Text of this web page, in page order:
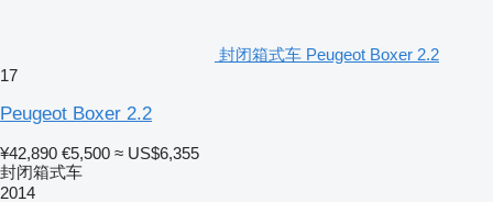
封闭箱式车 Peugeot Boxer 2.2
17
Peugeot Boxer 2.2
¥42,890 €5,500 ≈ US$6,355
封闭箱式车
2014